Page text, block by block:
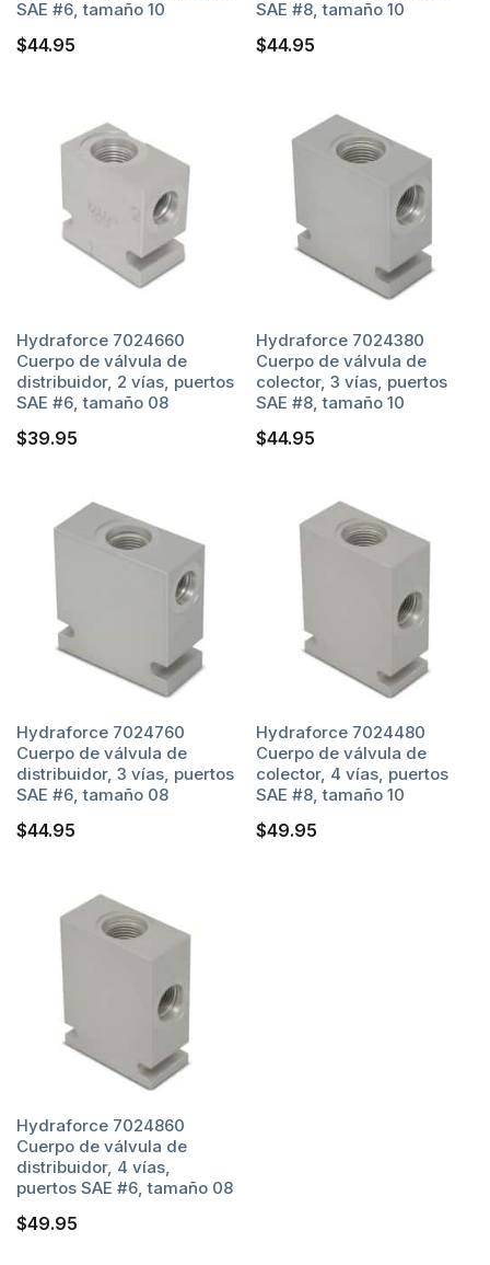
SAE #6, tamaño 10
$44.95
SAE #8, tamaño 10
$44.95
Hydraforce 7024660
Cuerpo de válvula de
distribuidor, 2 vías, puertos
SAE #6, tamaño 08
$39.95
Hydraforce 7024380
Cuerpo de válvula de
colector, 3 vías, puertos
SAE #8, tamaño 10
$44.95
Hydraforce 7024760
Cuerpo de válvula de
distribuidor, 3 vías, puertos
SAE #6, tamaño 08
$44.95
Hydraforce 7024480
Cuerpo de válvula de
colector, 4 vías, puertos
SAE #8, tamaño 10
$49.95
Hydraforce 7024860
Cuerpo de válvula de
distribuidor, 4 vías,
puertos SAE #6, tamaño 08
$49.95